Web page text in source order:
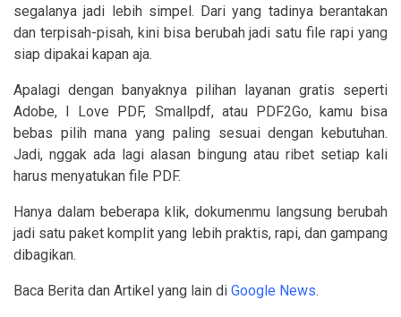
segalanya jadi lebih simpel. Dari yang tadinya berantakan
dan terpisah-pisah, kini bisa berubah jadi satu file rapi yang
siap dipakai kapan aja.
Apalagi dengan banyaknya pilihan layanan gratis seperti
Adobe, I Love PDF, Smallpdf, atau PDF2Go, kamu bisa
bebas pilih mana yang paling sesuai dengan kebutuhan.
Jadi, nggak ada lagi alasan bingung atau ribet setiap kali
harus menyatukan file PDF.
Hanya dalam beberapa klik, dokumenmu langsung berubah
jadi satu paket komplit yang lebih praktis, rapi, dan gampang
dibagikan.
Baca Berita dan Artikel yang lain di Google News.